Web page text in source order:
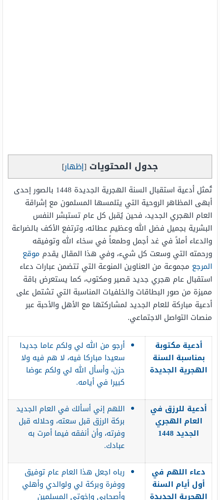
جدول المحتويات [إظهار]
تُمثل أدعية استقبال السنة الهجرية الجديدة 1448 بالصور إحدى
أبهى المظاهر الروحية التي يتلمسها المسلمون مع إشراقة
العام الهجري الجديد، فحين يُقبل كل عام تستبشر النفس
البشرية بجميل فضل الله وعظيم عطائه، وترتفع الأكف بالضراعة
والدعاء أملاً في غد أجمل وطمعاً في سخاء الله وتوفيقه
ورحمته التي وسعت كل شيء، وفي هذا المقال يقدم موقع
المرجع مجموعة من العناوين المنوعة التي تتضمن عبارات دعاء
استقبال عام هجري جديد قصير ومكتوب، كما يستعرض باقة
مميزة من صور البطاقات والخلفيات المناسبة التي تشتمل على
أدعية مباركة للعام الجديد لمشاركتها مع الأهل والأحبة عبر
منصات التواصل الاجتماعي.
أدعية مكتوبة
بمناسبة السنة
الهجرية الجديدة
أرجو من الله لي ولكم عاما جديدا
سعيدا مباركا فيه، لا هم فيه ولا
حزن، وأسأل الله لي ولكم عوضا
كبيرا في أيامه.
أدعية للرزق في
العام الهجري
الجديد 1448
اللهم إني أسألك في العام الجديد
بركة الرزق قبل سعته، وحلاله قبل
وفرته، وأن أنفقه فيما أمرت به
عبادك.
دعاء اللهم في
أول أيام السنة
الهجرية الجديدة
رباه اجعل هذا العام عام توفيق
ووفرة وبركة لي ولوالدي وأهلي
وأصحابي وإخوتي المسلمين